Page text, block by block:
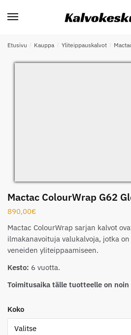
Etusivu / Kauppa / Yliteippauskalvot /
Mactac ColourWrap G62
890,00€
Mactac ColourWrap sarjan kalvot
ilmakanavoituja valukalvoja, jotka
veneiden yliteippaamiseen.
Kesto: 6 vuotta.
Toimitusaika tälle tuotteelle on noin
Koko